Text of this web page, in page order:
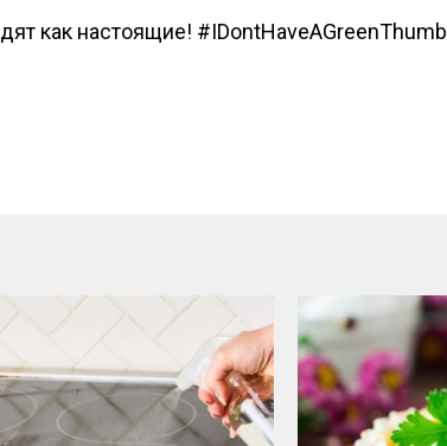
как настоящие! #IDontHaveAGreenThumb